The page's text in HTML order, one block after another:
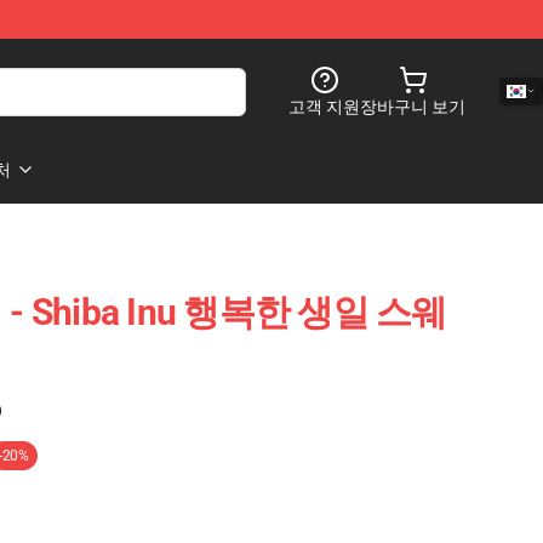
고객 지원장바구니 보기
Shiba Inu 행복한 생일 스웨
-20%